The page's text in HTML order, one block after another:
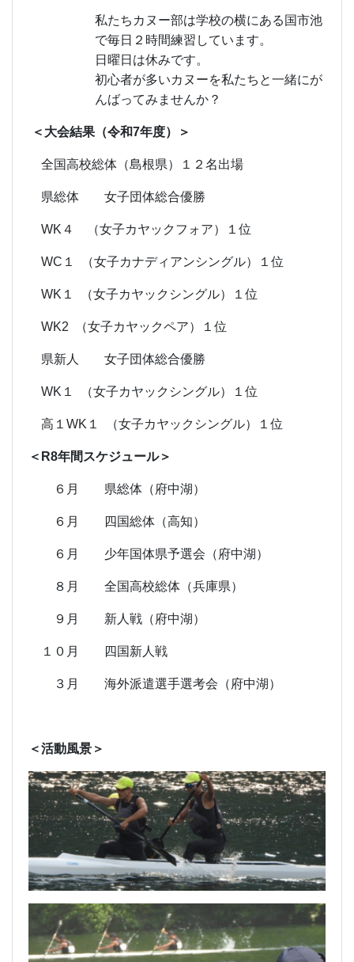
私たちカヌー部は学校の横にある国市池
で毎日２時間練習しています。
日曜日は休みです。
初心者が多いカヌーを私たちと一緒にが
んばってみませんか？
＜大会結果（令和7年度）＞
全国高校総体（島根県）１２名出場
県総体 女子団体総合優勝
WK４ （女子カヤックフォア）１位
WC１ （女子カナディアンシングル）１位
WK１ （女子カヤックシングル）１位
WK2 （女子カヤックペア）１位
県新人 女子団体総合優勝
WK１ （女子カヤックシングル）１位
高１WK１ （女子カヤックシングル）１位
＜R8年間スケジュール＞
６月 県総体（府中湖）
６月 四国総体（高知）
６月 少年国体県予選会（府中湖）
８月 全国高校総体（兵庫県）
９月 新人戦（府中湖）
１０月 四国新人戦
３月 海外派遣選手選考会（府中湖）
＜活動風景＞